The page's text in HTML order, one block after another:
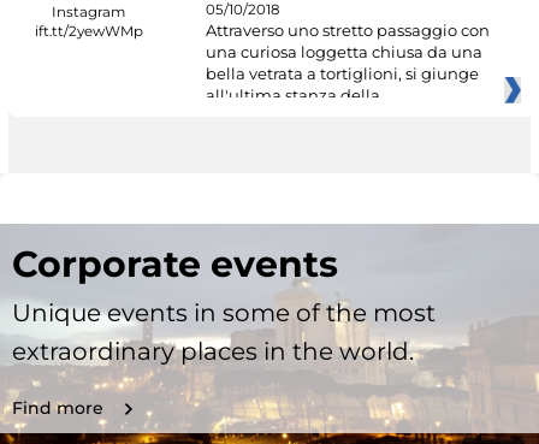
05/10/2018
Attraverso uno stretto passaggio con
una curiosa loggetta chiusa da una
bella vetrata a tortiglioni, si giunge
all'ultima stanza della
Corporate events
Unique events in some of the most
extraordinary places in the world.
Find more